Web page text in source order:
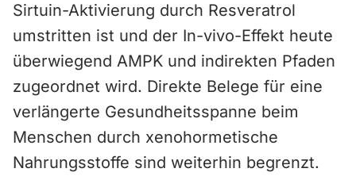
Sirtuin-Aktivierung durch Resveratrol
umstritten ist und der In-vivo-Effekt heute
überwiegend AMPK und indirekten Pfaden
zugeordnet wird. Direkte Belege für eine
verlängerte Gesundheitsspanne beim
Menschen durch xenohormetische
Nahrungsstoffe sind weiterhin begrenzt.